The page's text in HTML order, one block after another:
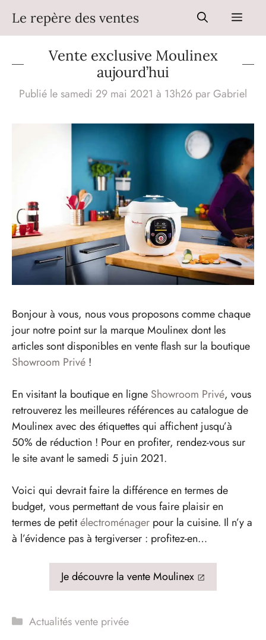
contenu
Le repère des ventes Menu
Vente exclusive Moulinex
aujourd’hui
Publié le samedi 29 mai 2021 à 13h26 parGabriel
Bonjour à vous, nous vous proposons comme chaque
jour notre point sur la marque Moulinex dont les
articles sont disponibles en vente flash sur la boutique
Showroom Privé !
En visitant la boutique en ligne Showroom Privé, vous
retrouverez les meilleures références au catalogue de
Moulinex avec des étiquettes qui affichent jusqu’à
50% de réduction ! Pour en profiter, rendez-vous sur
le site avant le samedi 5 juin 2021.
Voici qui devrait faire la différence en termes de
budget, vous permettant de vous faire plaisir en
termes de petitélectroménager pour la cuisine. Il n’y a
à l’évidence pas à tergiverser : profitez-en…
Je découvre la vente Moulinex
Catégories
Actualités vente privée